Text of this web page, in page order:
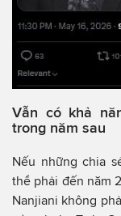
Vẫn có khả
trong năm sau
Nếu những chia
thể phải đến năm
Nanjiani không